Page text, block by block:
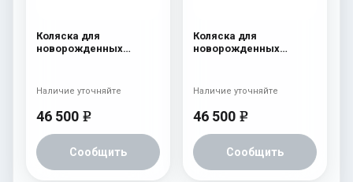
Коляска для
новорожденных
46 500 e
Сообщить
Наличие уточняйте
Коляска для
новорожденных
46 500 e
Сообщить
Наличие уточняйте